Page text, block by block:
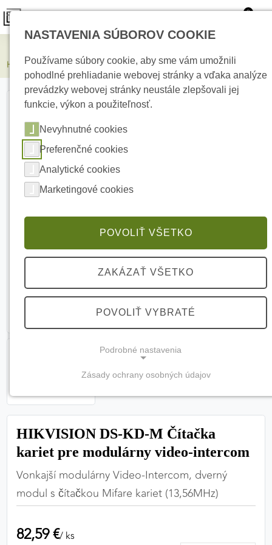
0
HIKVISION DS-KD-M Čítačka kariet pre modulárny video-intercom
HIKVISION DS-KD-M Čítačka
kariet pre modulárny video-intercom
Vonkajší modulárny Video-Intercom, dverný
modul s čítačkou Mifare kariet (13,56MHz)
82,59 €/ ks
NASTAVENIA SÚBOROV COOKIE
Používame súbory cookie, aby sme vám umožnili
pohodlné prehliadanie webovej stránky a vďaka analýze
prevádzky webovej stránky neustále zlepšovali jej
funkcie, výkon a použiteľnosť.
Nevyhnutné cookies
Preferenčné cookies
Analytické cookies
Marketingové cookies
POVOLIŤ VŠETKO
ZAKÁZAŤ VŠETKO
POVOLIŤ VYBRATÉ
Podrobné nastavenia
(vždy aktívne, nemožno vypnúť)
Tieto cookies sú potrebné na správne fungovanie
zabezpečiť jej plnú funkčnosť.
Nevyhnutné cookies
PREFERENČNÉ COOKIES
Zásady ochrany osobných údajov